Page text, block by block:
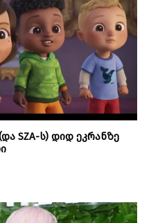
SZA-ს) დიდ ეკრანზე